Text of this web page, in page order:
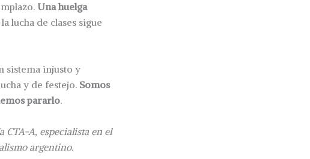
Una huelga
lucha de clases sigue
sistema injusto y
y de festejo. Somos
pararlo.
CTA-A, especialista en el
argentino.